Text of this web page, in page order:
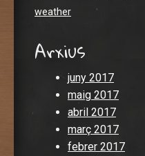
weather
Arxius
juny 2017
maig 2017
abril 2017
març 2017
febrer 2017